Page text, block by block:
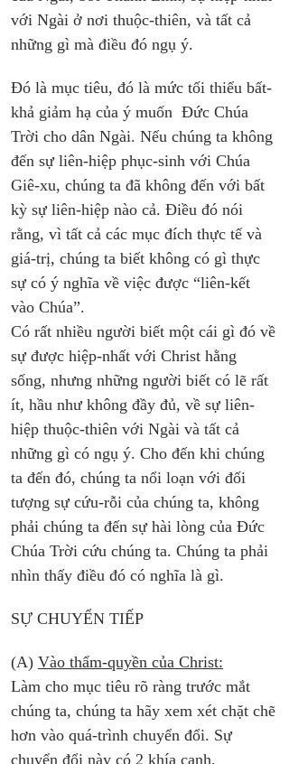
với Ngài ở nơi thuộc-thiên, và tất cả
những gì mà điều đó ngụ ý.
Đó là mục tiêu, đó là mức tối thiểu bất-
khả giảm hạ của ý muốn  Đức Chúa
Trời cho dân Ngài. Nếu chúng ta không
đến sự liên-hiệp phục-sinh với Chúa
Giê-xu, chúng ta đã không đến với bất
kỳ sự liên-hiệp nào cả. Điều đó nói
rằng, vì tất cả các mục đích thực tế và
giá-trị, chúng ta biết không có gì thực
sự có ý nghĩa về việc được “liên-kết
vào Chúa”.
Có rất nhiều người biết một cái gì đó về
sự được hiệp-nhất với Christ hằng
sống, nhưng những người biết có lẽ rất
ít, hầu như không đầy đủ, về sự liên-
hiệp thuộc-thiên với Ngài và tất cả
những gì có ngụ ý. Cho đến khi chúng
ta đến đó, chúng ta nổi loạn với đối
tượng sự cứu-rỗi của chúng ta, không
phải chúng ta đến sự hài lòng của Đức
Chúa Trời cứu chúng ta. Chúng ta phải
nhìn thấy điều đó có nghĩa là gì.
SỰ CHUYỂN TIẾP
(A) Vào thẩm-quyền của Christ:
Làm cho mục tiêu rõ ràng trước mắt
chúng ta, chúng ta hãy xem xét chặt chẽ
hơn vào quá-trình chuyển đổi. Sự
chuyển đổi này có 2 khía cạnh.